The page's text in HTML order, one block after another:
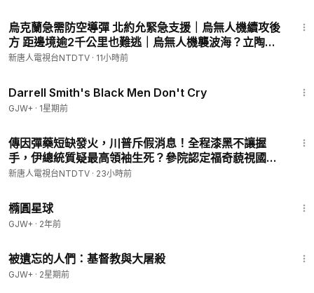
烏克蘭急需防空導彈 北約允緊急支援｜烏無人機續攻後
方 距邊境逾2千公里也難逃｜烏無人機襲波海？立陶宛
指莫斯科策動「假旗行動」嫁禍｜國際新聞｜
新唐人電視台NTDTV · 11小時前
Darrell Smith's Black Men Don't Cry
GJW+ · 1星期前
傳因彈藥短缺發火，川普斥假消息！全程漆黑不讓握
手，伊總統質疑最高領袖生死？參院認定福奇藐視國
會！川普：共產主義是最大威脅！SpaceX火箭撞月
新唐人電視台NTDTV · 23小時前
橢圓星球
GJW+ · 2年前
被遺忘的人們：基督教與大屠殺
GJW+ · 2星期前